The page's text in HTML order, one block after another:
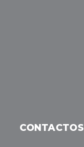
CONTACTOS